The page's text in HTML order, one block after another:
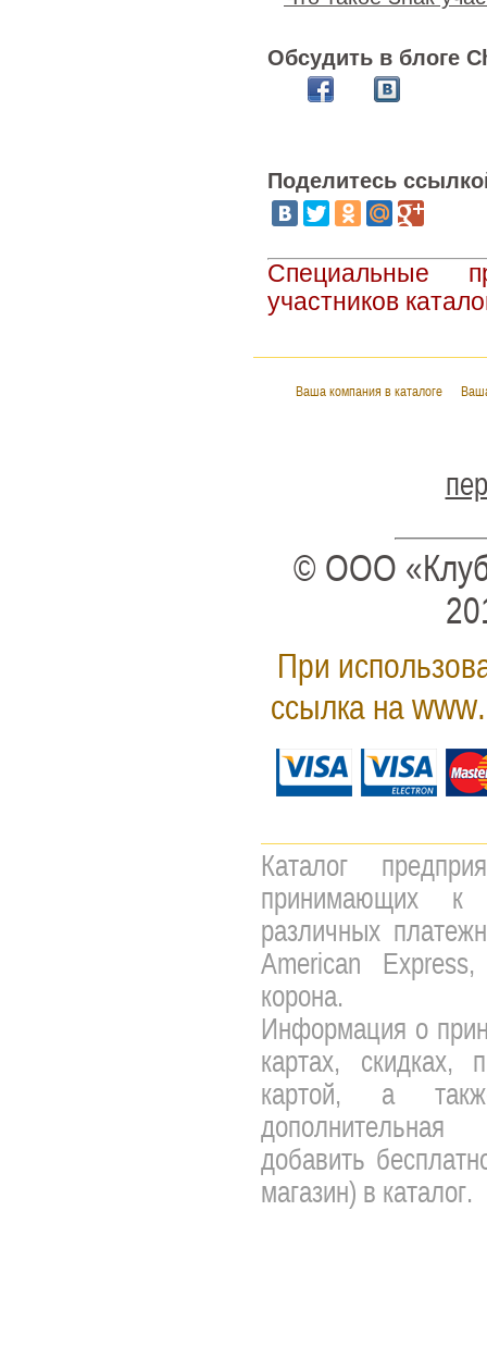
Обсудить в блоге
Поделитесь
Специальные
участников
Ваша компания в каталоге
© ООО
При
ссылка на
Каталог
принимающих к
различных
American
корона.
Информация о
картах, скидках,
картой, а
добавить
магазин) в каталог.